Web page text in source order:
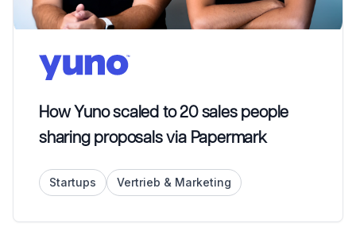
How Yuno scaled to 20 sales people
sharing proposals via Papermark
Startups Vertrieb & Marketing